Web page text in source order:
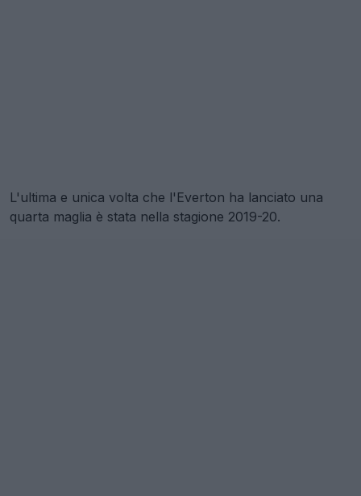
L'ultima e unica volta che l'Everton ha lanciato una
quarta maglia è stata nella stagione 2019-20.